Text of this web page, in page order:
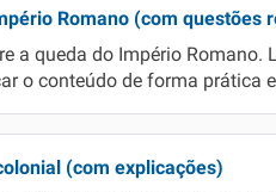
Romano (com questões
a queda do Império Romano.
o conteúdo de forma prática
(com explicações)